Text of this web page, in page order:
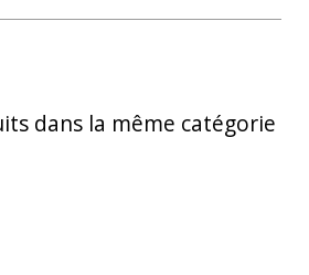
dans la même catégorie